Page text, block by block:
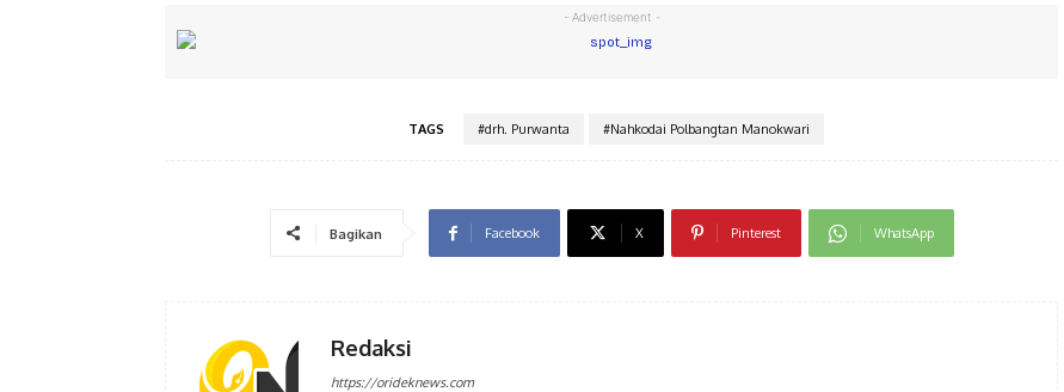
- Advertisement -
TAGS #drh. Purwanta #Nahkodai Polbangtan Manokwari
Bagikan Facebook X Pinterest WhatsApp
Redaksi
https://orideknews.com